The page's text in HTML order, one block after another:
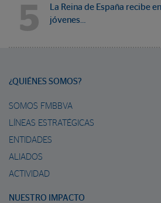
5
La Reina de España recibe
jóvenes…
¿QUIÉNES SOMOS?
SOMOS FMBBVA
LÍNEAS ESTRATÉGICAS
ENTIDADES
ALIADOS
ACTIVIDAD
NUESTRO IMPACTO